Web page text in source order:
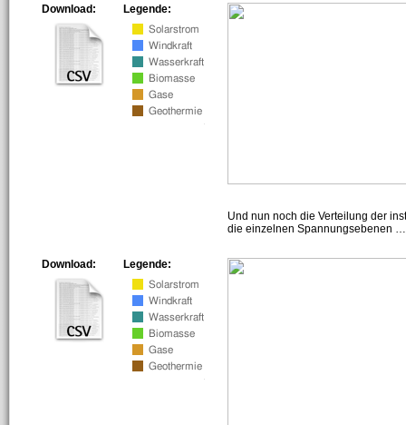
Legende:
Download:
Und nun noch die Verteilung der
die einzelnen Spannungsebenen
Legende:
Download: